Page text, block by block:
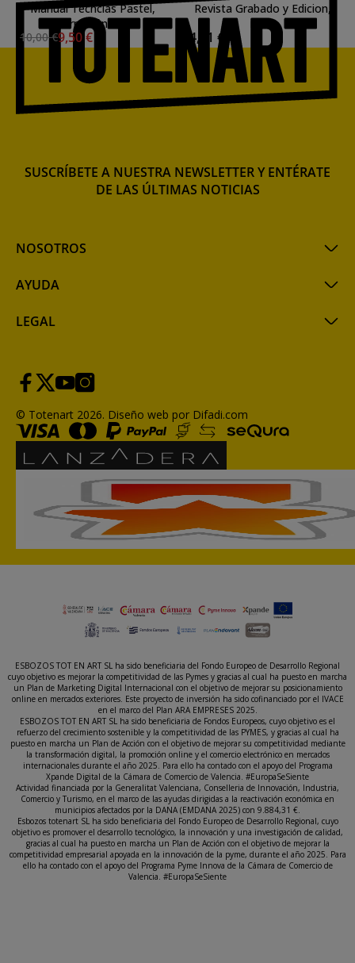
Manual Técncias Pastel,
Parramón ***
10,00 €9,50 €
Revista Grabado y Edicion,
n. 02
4,81 €
NOSOTROS
AYUDA
LEGAL
SUSCRÍBETE A NUESTRA NEWSLETTER Y ENTÉRATE
DE LAS ÚLTIMAS NOTICIAS
© Totenart 2026. Diseño web por Difadi.com
ESBOZOS TOT EN ART SL ha sido beneficiaria del Fondo Europeo de Desarrollo Regional
cuyo objetivo es mejorar la competitividad de las Pymes y gracias al cual ha puesto en marcha
un Plan de Marketing Digital Internacional con el objetivo de mejorar su posicionamiento
online en mercados exteriores. Este proyecto de inversión ha sido cofinanciado por el IVACE
en el marco del Plan ARA EMPRESES 2025.
ESBOZOS TOT EN ART SL ha sido beneficiaria de Fondos Europeos, cuyo objetivo es el
refuerzo del crecimiento sostenible y la competitividad de las PYMES, y gracias al cual ha
puesto en marcha un Plan de Acción con el objetivo de mejorar su competitividad mediante
la transformación digital, la promoción online y el comercio electrónico en mercados
internacionales durante el año 2025. Para ello ha contado con el apoyo del Programa
Xpande Digital de la Cámara de Comercio de Valencia. #EuropaSeSiente
Actividad financiada por la Generalitat Valenciana, Conselleria de Innovación, Industria,
Comercio y Turismo, en el marco de las ayudas dirigidas a la reactivación económica en
municipios afectados por la DANA (EMDANA 2025) con 9.884,31 €.
Esbozos totenart SL ha sido beneficiaria del Fondo Europeo de Desarrollo Regional, cuyo
objetivo es promover el desarrollo tecnológico, la innovación y una investigación de calidad,
gracias al cual ha puesto en marcha un Plan de Acción con el objetivo de mejorar la
competitividad empresarial apoyada en la innovación de la pyme, durante el año 2025. Para
ello ha contado con el apoyo del Programa Pyme Innova de la Cámara de Comercio de
Valencia. #EuropaSeSiente